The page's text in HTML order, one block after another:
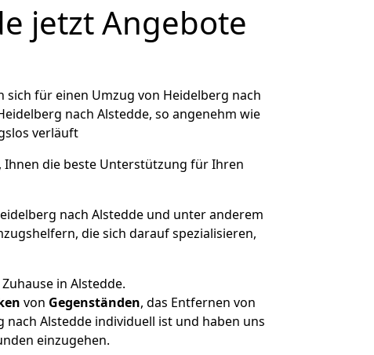
jetzt Angebote
sich für einen Umzug von Heidelberg nach
nach Alstedde, so angenehm wie
verläuft
die beste Unterstützung für Ihren
nach Alstedde und unter anderem
die sich darauf spezialisieren,
in Alstedde.
von Gegenständen, das Entfernen von
Alstedde individuell ist und haben uns
einzugehen.